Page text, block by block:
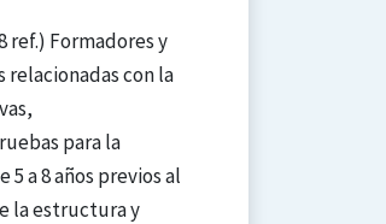
Formadores y
relacionadas con la
para la
a 8 años previos al
la estructura y